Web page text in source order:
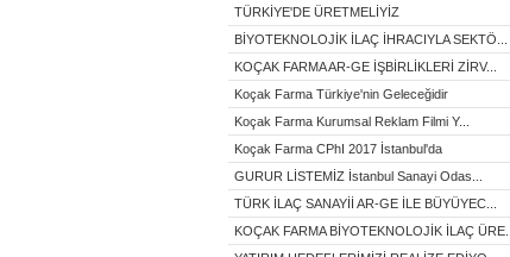
TÜRKİYE'DE ÜRETMELİYİZ
BİYOTEKNOLOJİK İLAÇ İHRACIYLA SEKTÖ...
KOÇAK FARMA AR-GE İŞBİRLİKLERİ ZİRV...
Koçak Farma Türkiye'nin Geleceğidir
Koçak Farma Kurumsal Reklam Filmi Y...
Koçak Farma CPhI 2017 İstanbul'da
GURUR LİSTEMİZ İstanbul Sanayi Odas...
TÜRK İLAÇ SANAYİİ AR-GE İLE BÜYÜYEC...
KOÇAK FARMA BİYOTEKNOLOJİK İLAÇ ÜRE...